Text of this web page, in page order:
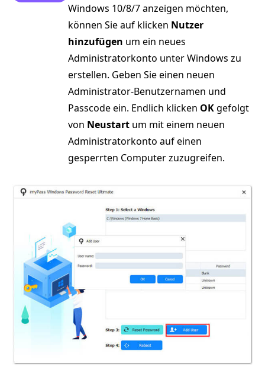
Windows 10/8/7 anzeigen möchten,
können Sie auf klicken Nutzer
hinzufügen um ein neues
Administratorkonto unter Windows zu
erstellen. Geben Sie einen neuen
Administrator-Benutzernamen und
Passcode ein. Endlich klicken OKgefolgt
von Neustart um mit einem neuen
Administratorkonto auf einen
gesperrten Computer zuzugreifen.